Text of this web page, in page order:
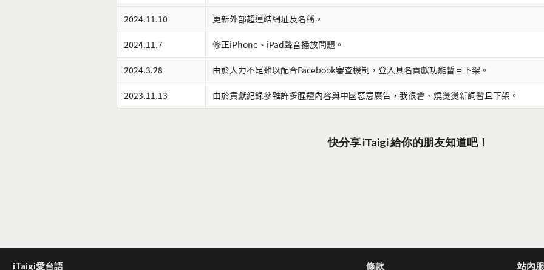
2024.11.10 更新外部超連結網址及名稱。
2024.11.7 修正iPhone、iPad聲音播放問題。
2024.3.28 由於人力不足難以配合Facebook審查機制，登入具名貢獻功能暫且下架。
2023.11.13 由於貢獻紀錄參雜許多腥羶內容與中國惡意廣告，我很會、燒燙燙新詞暫且下架。
快分享 iTaigi 給你的朋友知道吧！
iTaigi愛台語 條款 站內